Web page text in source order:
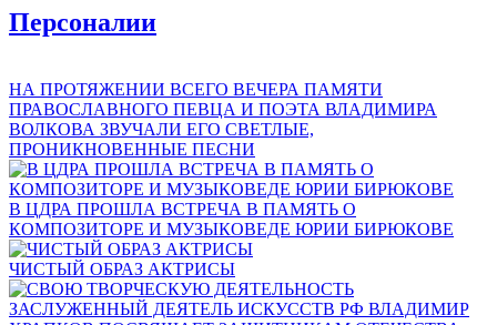
Персоналии
НА ПРОТЯЖЕНИИ ВСЕГО ВЕЧЕРА ПАМЯТИ
ПРАВОСЛАВНОГО ПЕВЦА И ПОЭТА ВЛАДИМИРА
ВОЛКОВА ЗВУЧАЛИ ЕГО СВЕТЛЫЕ,
ПРОНИКНОВЕННЫЕ ПЕСНИ
В ЦДРА ПРОШЛА ВСТРЕЧА В ПАМЯТЬ О
КОМПОЗИТОРЕ И МУЗЫКОВЕДЕ ЮРИИ БИРЮКОВЕ
ЧИСТЫЙ ОБРАЗ АКТРИСЫ